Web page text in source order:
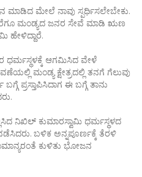
ಮಾಡಿದ ಮೇಲೆ ನಾವು ಸ್ಪರ್ಧಿಸಲೇಬೇಕು.
ಮಂಡ್ಯದ ಜನರ ಸೇವೆ ಮಾಡಿ ಋಣ
ಹೇಳಿದ್ದಾರೆ.
ಧರ್ಮಸ್ಥಳಕ್ಕೆ ಆಗಮಿಸಿದ ವೇಳೆ
ಮಂಡ್ಯ ಕ್ಷೇತ್ರದಲ್ಲಿ ತನಗೆ ಗೆಲುವು
ಪ್ರಸ್ತಾಪಿಸಿದಾಗ ಈ ಬಗ್ಗೆ ತಾನು
ನಿಖಿಲ್ ಕುಮಾರಸ್ವಾಮಿ ಧರ್ಮಸ್ಥಳದ
ಬಳಿಕ ಅನ್ನಪೂರ್ಣಕ್ಕೆ ತೆರಳಿ
ಕುಳಿತು ಭೋಜನ